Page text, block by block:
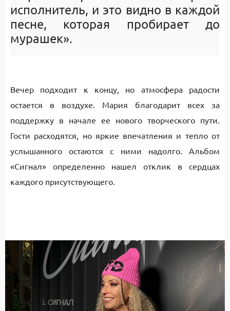
исполнитель, и это видно в каждой
песне, которая пробирает до
мурашек».
Вечер подходит к концу, но атмосфера радости
остается в воздухе. Мария благодарит всех за
поддержку в начале ее нового творческого пути.
Гости расходятся, но яркие впечатления и тепло от
услышанного остаются с ними надолго. Альбом
«Сигнал» определенно нашел отклик в сердцах
каждого присутствующего.